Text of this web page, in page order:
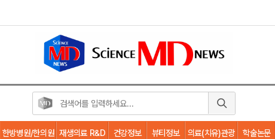
한방병원/한의원 재생의료 R&D 건강정보 뷰티정보 의료(치유)관광 학술논문